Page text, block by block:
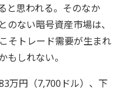
と思われる。そのなか
のない暗号資産市場は、
そトレード需要が生まれ
もしれない。
万円（7,700ドル）、下